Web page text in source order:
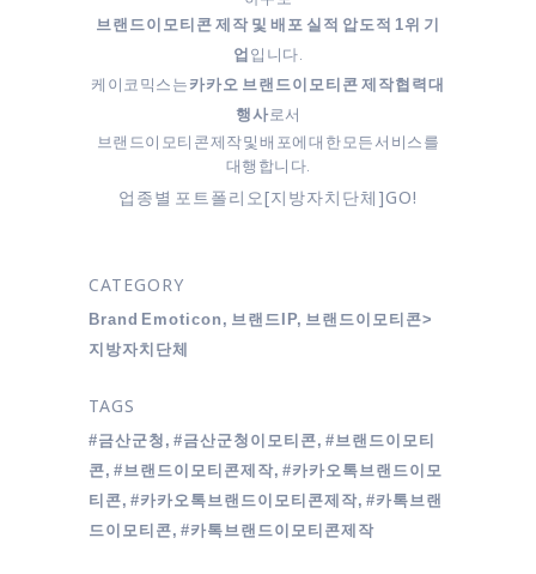
브랜드이모티콘 제작 및 배포 실적 압도적 1위 기
업 입니다.
케이코믹스는 카카오 브랜드이모티콘 제작협력대
행사로서
브랜드이모티콘 제작 및 배포에 대한 모든 서비스를
대행합니다.
업종별 포트폴리오[지방자치단체]GO!
CATEGORY
Brand Emoticon, 브랜드IP, 브랜드이모티콘>
지방자치단체
TAGS
#금산군청, #금산군청이모티콘, #브랜드이모티
콘, #브랜드이모티콘제작, #카카오톡브랜드이모
티콘, #카카오톡브랜드이모티콘제작, #카톡브랜
드이모티콘, #카톡브랜드이모티콘제작